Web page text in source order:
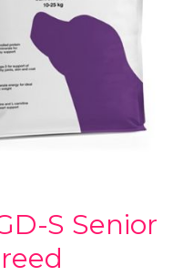
S Senior